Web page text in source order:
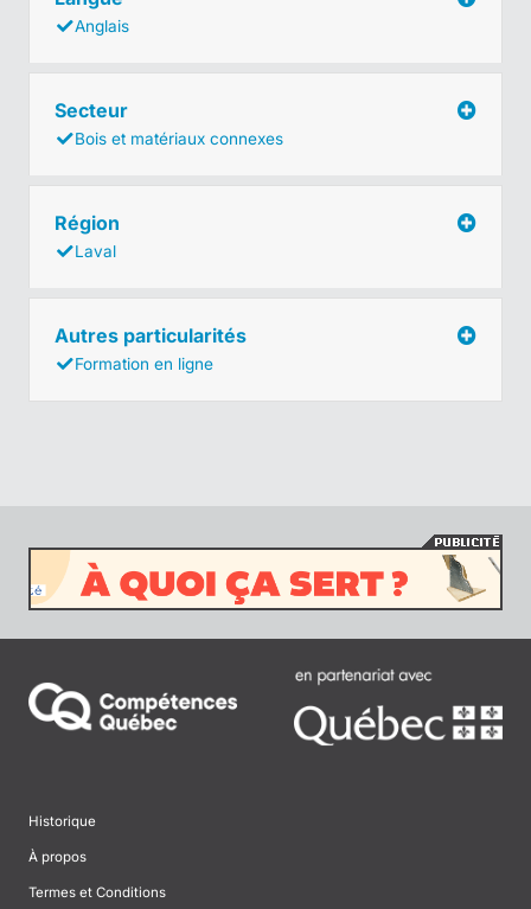
Anglais
Secteur
Bois et matériaux connexes
Région
Laval
Autres particularités
Formation en ligne
Historique
À propos
Termes et Conditions